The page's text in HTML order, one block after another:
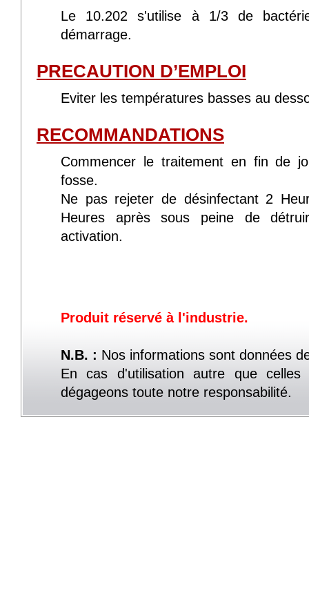
Le 10.202 s'utilise à 1/3 de
démarrage.
PRECAUTION D’EMPLOI
Eviter les températures basses au
RECOMMANDATIONS
Commencer le traitement en fin de
fosse.
Ne pas rejeter de désinfectant 2
Heures après sous peine de
activation.
Produit réservé à l'industrie.
N.B. : Nos informations sont données
En cas d'utilisation autre que celles
dégageons toute notre responsabilité.